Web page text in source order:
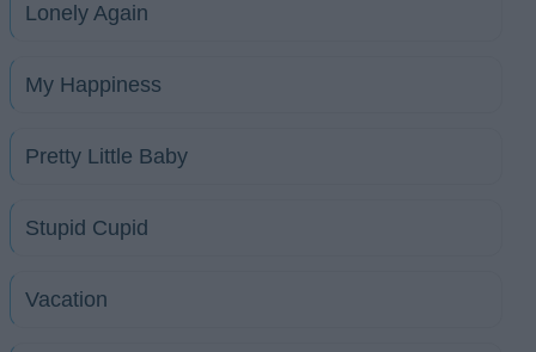
Lonely Again
My Happiness
Pretty Little Baby
Stupid Cupid
Vacation